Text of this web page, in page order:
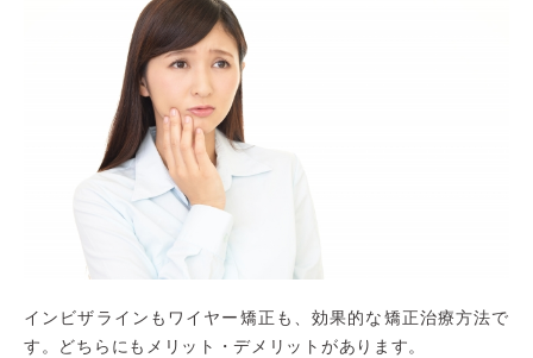
インビザラインもワイヤー矯正も、効果的な矯正治療方法で
す。どちらにもメリット・デメリットがあります。